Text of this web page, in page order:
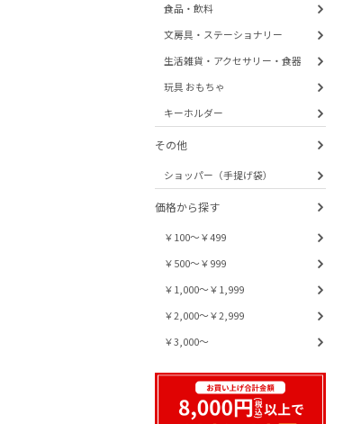
食品・飲料
文房具・ステーショナリー
生活雑貨・アクセサリー・食器
玩具 おもちゃ
キーホルダー
その他
ショッパー（手提げ袋）
価格から探す
￥100～￥499
￥500～￥999
￥1,000～￥1,999
￥2,000～￥2,999
￥3,000～